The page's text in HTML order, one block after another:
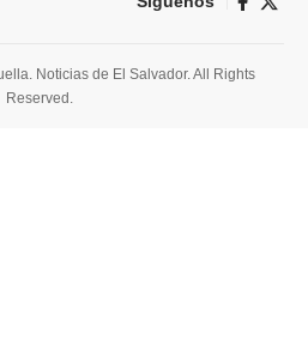
Noticias de El Salvador. All Rights
Reserved.